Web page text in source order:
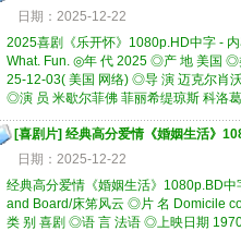
日期：2025-12-22
2025喜剧《乐开怀》1080p.HD中字 -
What. Fun. ◎年 代 2025 ◎产 地 美国
25-12-03( 美国 网络) ◎导 演 迈克尔肖
◎演 员 米歇尔菲佛 菲丽希缇琼斯 科洛
[喜剧片] 经典高分爱情《婚姻生活》
日期：2025-12-22
经典高分爱情《婚姻生活》1080p.BD
and Board/床笫风云 ◎片 名 Domicile
类 别 喜剧 ◎语 言 法语 ◎上映日期